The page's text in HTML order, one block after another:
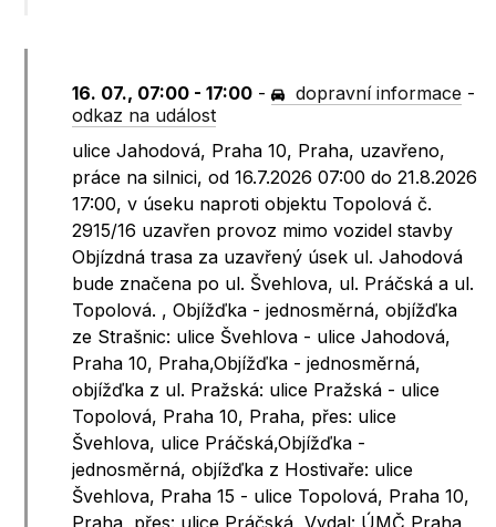
16. 07., 07:00 - 17:00 - dopravní informace -
odkaz na událost
ulice Jahodová, Praha 10, Praha, uzavřeno,
práce na silnici, od 16.7.2026 07:00 do 21.8.2026
17:00, v úseku naproti objektu Topolová č.
2915/16 uzavřen provoz mimo vozidel stavby
Objízdná trasa za uzavřený úsek ul. Jahodová
bude značena po ul. Švehlova, ul. Práčská a ul.
Topolová. , Objížďka - jednosměrná, objížďka
ze Strašnic: ulice Švehlova - ulice Jahodová,
Praha 10, Praha,Objížďka - jednosměrná,
objížďka z ul. Pražská: ulice Pražská - ulice
Topolová, Praha 10, Praha, přes: ulice
Švehlova, ulice Práčská,Objížďka -
jednosměrná, objížďka z Hostivaře: ulice
Švehlova, Praha 15 - ulice Topolová, Praha 10,
Praha, přes: ulice Práčská, Vydal: ÚMČ Praha